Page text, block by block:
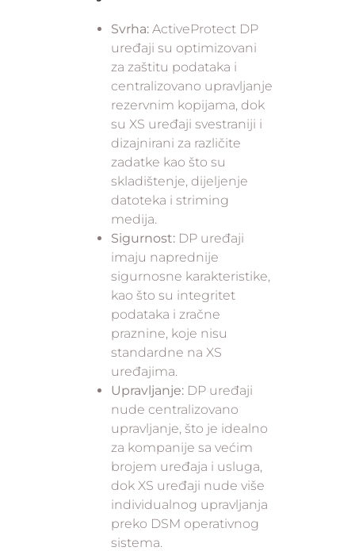
Svrha: ActiveProtect DP
uređaji su optimizovani
za zaštitu podataka i
centralizovano upravljanje
rezervnim kopijama, dok
su XS uređaji svestraniji i
dizajnirani za različite
zadatke kao što su
skladištenje, dijeljenje
datoteka i striming
medija.
Sigurnost: DP uređaji
imaju naprednije
sigurnosne karakteristike,
kao što su integritet
podataka i zračne
praznine, koje nisu
standardne na XS
uređajima.
Upravljanje: DP uređaji
nude centralizovano
upravljanje, što je idealno
za kompanije sa većim
brojem uređaja i usluga,
dok XS uređaji nude više
individualnog upravljanja
preko DSM operativnog
sistema.